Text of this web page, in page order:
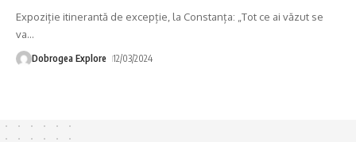
Expoziție itinerantă de excepție, la Constanța: „Tot ce ai văzut se
va…
Dobrogea Explore 12/03/2024